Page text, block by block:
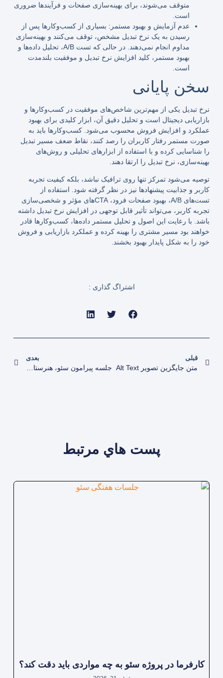
متوقف می‌شوند، برای بهینه‌سازی صفحات و فرآیندها ضروری
است.
عدم آزمایش و بهبود مستمر: بسیاری از کسب‌وکارها پس از
رسیدن به یک نرخ تبدیل مشخص، توقف می‌کنند و بهینه‌سازی
مداوم انجام نمی‌دهند. در حالی که تست A/B، تحلیل داده‌ها و
بهبود مستمر، کلید افزایش نرخ تبدیل و موفقیت بلندمدت
است.
سخن پایانی
نرخ تبدیل یکی از مهم‌ترین شاخص‌های موفقیت در کسب‌وکارها و
بازاریابی دیجیتال است و تحلیل دقیق آن، ابزار کلیدی برای بهبود
عملکرد و افزایش فروش محسوب می‌شود. کسب‌وکارها باید به
صورت مستمر رفتار کاربران را رصد کنند، نقاط ضعف مسیر تبدیل
را شناسایی کرده و با استفاده از ابزارهای تحلیلی و روش‌های
بهینه‌سازی، نرخ تبدیل را ارتقا دهند.
توصیه می‌شود تمرکز تنها روی ترافیک نباشد، بلکه کیفیت تجربه
کاربر و جذابیت پیشنهادها نیز در نظر گرفته شود. استفاده از
تست‌های A/B، بهبود صفحات فرود، CTAهای مؤثر و شخصی‌سازی
تجربه کاربر، می‌تواند تأثیر قابل توجهی در افزایش نرخ تبدیل داشته
باشد. با رعایت این اصول و تحلیل مستمر داده‌ها، کسب‌وکارها قادر
خواهند بود مسیر مشتری را بهینه کرده و عملکرد بازاریابی و فروش
خود را به شکل پایدار بهبود بخشند.
اشتراگ گذاری :
قبلی
متن جایگزین تصویر Alt Text
بعدی
جلسه پیرامون سئو، هنرستان سمپاد سعدی
پست هاي مرتبط
کارفرما در پروژه سئو به چه مواردی باید دقت کند؟